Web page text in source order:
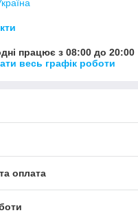
працює з 08:00 до 20:00
весь графік роботи
оплата